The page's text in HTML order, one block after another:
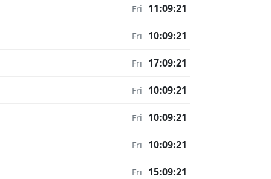
Fri 11:09:21
Fri 10:09:21
Fri 17:09:21
Fri 10:09:21
Fri 10:09:21
Fri 10:09:21
Fri 15:09:21